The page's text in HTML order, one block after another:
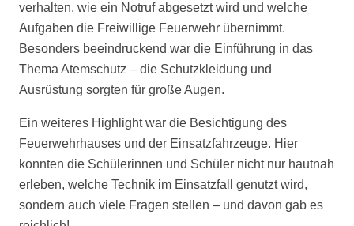
verhalten, wie ein Notruf abgesetzt wird und welche
Aufgaben die Freiwillige Feuerwehr übernimmt.
Besonders beeindruckend war die Einführung in das
Thema Atemschutz – die Schutzkleidung und
Ausrüstung sorgten für große Augen.
Ein weiteres Highlight war die Besichtigung des
Feuerwehrhauses und der Einsatzfahrzeuge. Hier
konnten die Schülerinnen und Schüler nicht nur hautnah
erleben, welche Technik im Einsatzfall genutzt wird,
sondern auch viele Fragen stellen – und davon gab es